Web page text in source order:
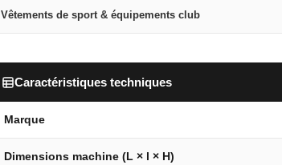
Vêtements de sport & équipements club
Caractéristiques techniques
Marque
Dimensions machine (L × l × H)